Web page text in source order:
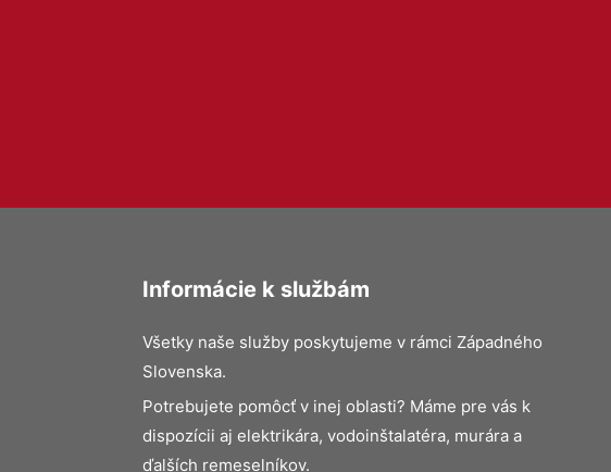
Informácie k službám
Všetky naše služby poskytujeme v rámci Západného
Slovenska.
Potrebujete pomôcť v inej oblasti? Máme pre vás k
dispozícii aj elektrikára, vodoinštalatéra, murára a
ďalších remeselníkov.